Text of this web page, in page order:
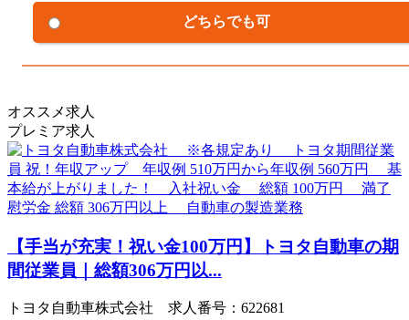
どちらでも可
オススメ求人
プレミア求人
【手当が充実！祝い金100万円】トヨタ自動車の期
間従業員｜総額306万円以...
トヨタ自動車株式会社 求人番号：622681